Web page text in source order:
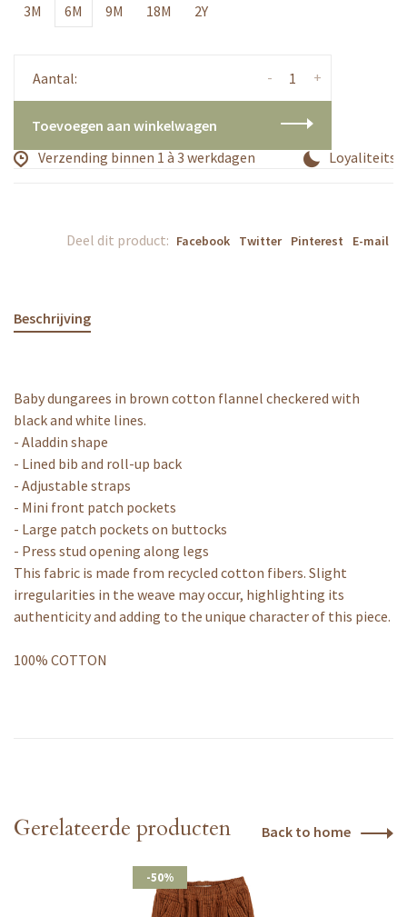
3M 6M 9M 18M 2Y
Aantal: +
-
Toevoegen aan winkelwagen
Verzending binnen 1 à 3 werkdagen
Deel dit product: Facebook Twitter Pinterest E-mail
Beschrijving
Baby dungarees in brown cotton flannel checkered with
black and white lines.
- Aladdin shape
- Lined bib and roll-up back
- Adjustable straps
- Mini front patch pockets
- Large patch pockets on buttocks
- Press stud opening along legs
This fabric is made from recycled cotton fibers. Slight
irregularities in the weave may occur, highlighting its
authenticity and adding to the unique character of this piece.
100% COTTON
Gerelateerde producten Back to home
-50%